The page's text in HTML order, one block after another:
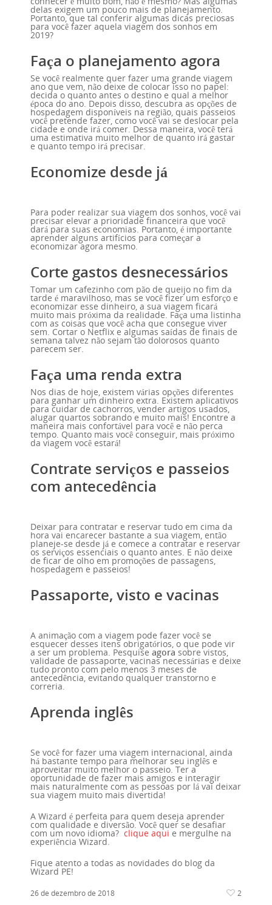
delas exigem um pouco mais de planejamento.
Portanto, que tal conferir algumas dicas preciosas
para você fazer aquela viagem dos sonhos em
2019?
Faça o planejamento agora
Se você realmente quer fazer uma grande viagem
ano que vem, não deixe de colocar isso no papel:
decida o quanto antes o destino e qual a melhor
época do ano. Depois disso, descubra as opções de
hospedagem disponíveis na região, quais passeios
você pretende fazer, como você vai se deslocar pela
cidade e onde irá comer. Dessa maneira, você terá
uma estimativa muito melhor de quanto irá gastar
e quanto tempo irá precisar.
Economize desde já
Para poder realizar sua viagem dos sonhos, você vai
precisar elevar a prioridade financeira que você
dará para suas economias. Portanto, é importante
aprender alguns artifícios para começar a
economizar agora mesmo.
Corte gastos desnecessários
Tomar um cafezinho com pão de queijo no fim da
tarde é maravilhoso, mas se você fizer um esforço e
economizar esse dinheiro, a sua viagem ficará
muito mais próxima da realidade. Faça uma listinha
com as coisas que você acha que consegue viver
sem. Cortar o Netflix e algumas saídas de finais de
semana talvez não sejam tão dolorosos quanto
parecem ser.
Faça uma renda extra
Nos dias de hoje, existem várias opções diferentes
para ganhar um dinheiro extra. Existem aplicativos
para cuidar de cachorros, vender artigos usados,
alugar quartos sobrando e muito mais! Encontre a
maneira mais confortável para você e não perca
tempo. Quanto mais você conseguir, mais próximo
da viagem você estará!
Contrate serviços e passeios
com antecedência
Deixar para contratar e reservar tudo em cima da
hora vai encarecer bastante a sua viagem, então
planeje-se desde já e comece a contratar e reservar
os serviços essenciais o quanto antes. E não deixe
de ficar de olho em promoções de passagens,
hospedagem e passeios!
Passaporte, visto e vacinas
A animação com a viagem pode fazer você se
esquecer desses itens obrigatórios, o que pode vir
a ser um problema. Pesquise agora sobre vistos,
validade de passaporte, vacinas necessárias e deixe
tudo pronto com pelo menos 3 meses de
antecedência, evitando qualquer transtorno e
correria.
Aprenda inglês
Se você for fazer uma viagem internacional, ainda
há bastante tempo para melhorar seu inglês e
aproveitar muito melhor o passeio. Ter a
oportunidade de fazer mais amigos e interagir
mais naturalmente com as pessoas por lá vai deixar
sua viagem muito mais divertida!
A Wizard é perfeita para quem deseja aprender
com qualidade e diversão. Você quer se desafiar
com um novo idioma? clique aqui e mergulhe na
experiência Wizard.
Fique atento a todas as novidades do blog da
Wizard PE!
26 de dezembro de 2018 2
Home
Nossa
Contato
Unidades